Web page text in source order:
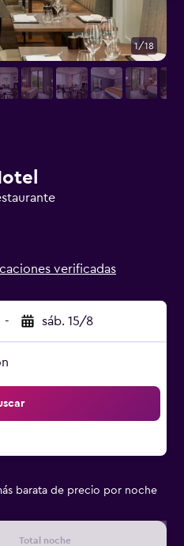
verificadas
- sáb. 15/8
barata de precio por noche
Total noche
1/18